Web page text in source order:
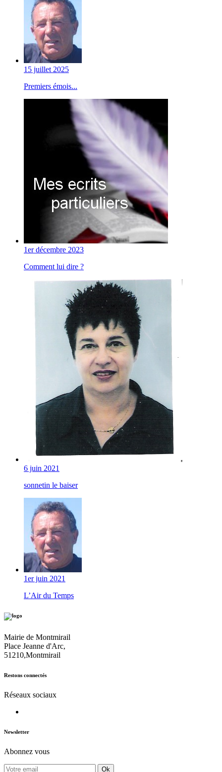
15 juillet 2025
Premiers émois...
1er décembre 2023
Comment lui dire ?
6 juin 2021
sonnetin le baiser
1er juin 2021
L’Air du Temps
Mairie de Montmirail
Place Jeanne d'Arc,
51210,Montmirail
Restons connectés
Réseaux sociaux
Newsletter
Abonnez vous
Ok